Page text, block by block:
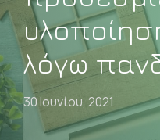
λόγω
30 Ιουνίου, 2021